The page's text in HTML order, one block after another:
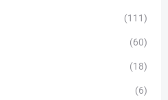
(111)
(60)
(18)
(6)